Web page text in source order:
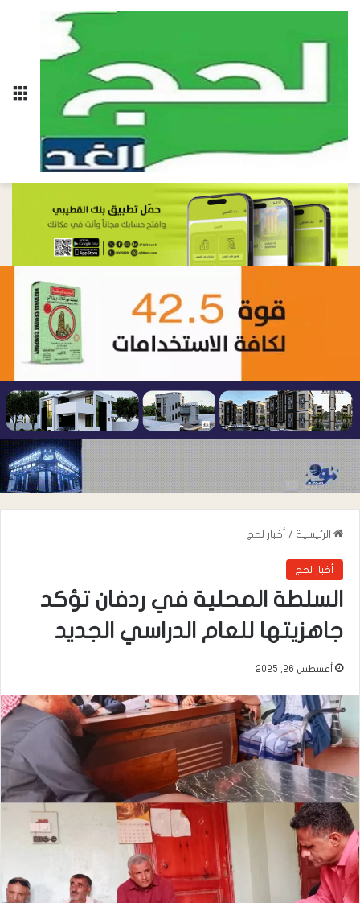
الرئيسية / أخبار لحج
أخبار لحج
السلطة المحلية في ردفان تؤكد
جاهزيتها للعام الدراسي الجديد
أغسطس 26, 2025